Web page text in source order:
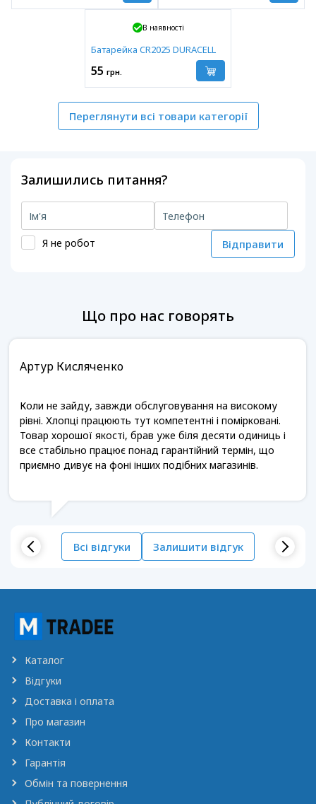
В наявності
Батарейка CR2025 DURACELL
55 грн.
Переглянути всі товари категорії
Залишились питання?
Я не робот Відправити
Що про нас говорять
Артур Кисляченко
Коли не зайду, завжди обслуговування на високому
рівні. Хлопці працюють тут компетентні і помірковані.
Товар хорошої якості, брав уже біля десяти одиниць і
все стабільно працює понад гарантійний термін, що
приємно дивує на фоні інших подібних магазинів.
Всі відгуки Залишити відгук
Каталог
Відгуки
Доставка і оплата
Про магазин
Контакти
Гарантія
Обмін та повернення